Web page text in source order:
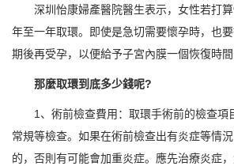
深圳怡康婦產醫院醫生表示，女性若打
年至一年取環。即使是急切需要懷孕時，也
期後再受孕，以便給予子宮內膜一個恢復時間
那麼取環到底多少錢呢?
1、術前檢查費用：取環手術前的檢查項
常規等檢查。如果在術前檢查出有炎症等情
的，否則有可能會加重炎症。應先治療炎症，